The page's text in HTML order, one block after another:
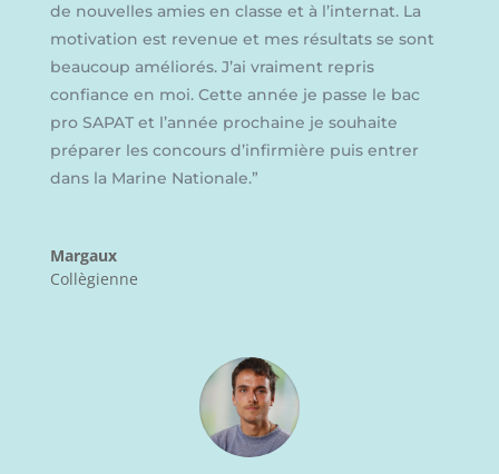
de nouvelles amies en classe et à l’internat. La
motivation est revenue et mes résultats se sont
beaucoup améliorés. J’ai vraiment repris
confiance en moi. Cette année je passe le bac
pro SAPAT et l’année prochaine je souhaite
préparer les concours d’infirmière puis entrer
dans la Marine Nationale.”
Margaux
Collègienne